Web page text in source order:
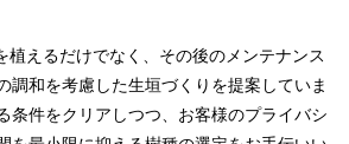
植えるだけでなく、その後のメンテナンス
調和を考慮した生垣づくりを提案していま
条件をクリアしつつ、お客様のプライバシ